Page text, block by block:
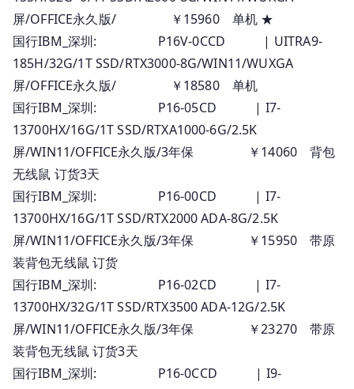
屏/OFFICE永久版/ ￥15960 单机 ★
国行IBM_深圳: P16V-0CCD | UITRA9-
185H/32G/1T SSD/RTX3000-8G/WIN11/WUXGA
屏/OFFICE永久版/ ￥18580 单机
国行IBM_深圳: P16-05CD | I7-
13700HX/16G/1T SSD/RTXA1000-6G/2.5K
屏/WIN11/OFFICE永久版/3年保 ￥14060 背包
无线鼠 订货3天
国行IBM_深圳: P16-00CD | I7-
13700HX/16G/1T SSD/RTX2000 ADA-8G/2.5K
屏/WIN11/OFFICE永久版/3年保 ￥15950 带原
装背包无线鼠 订货
国行IBM_深圳: P16-02CD | I7-
13700HX/32G/1T SSD/RTX3500 ADA-12G/2.5K
屏/WIN11/OFFICE永久版/3年保 ￥23270 带原
装背包无线鼠 订货3天
国行IBM_深圳: P16-0CCD | I9-